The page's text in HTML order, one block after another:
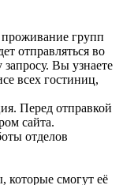
проживание групп
отправляться во
Вы узнаете
всех гостиниц,
Перед отправкой
сайта.
отделов
которые смогут её